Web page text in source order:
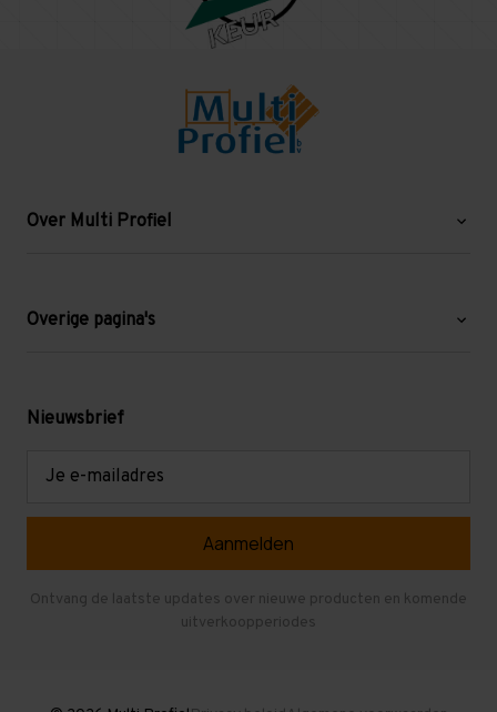
Over Multi Profiel
Blog
Levering en afhalen
Overige pagina's
Mezzanine
Verdiepingsvloeren
Gebruikte entresolvloeren
Nieuwsbrief
Ontvang de laatste updates over nieuwe producten en komende
uitverkoopperiodes